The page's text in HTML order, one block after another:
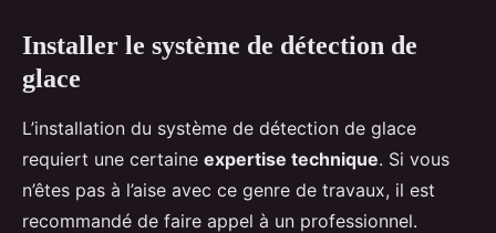
Installer le système de détection de
glace
L’installation du système de détection de glace
requiert une certaine expertise technique. Si vous
n’êtes pas à l’aise avec ce genre de travaux, il est
recommandé de faire appel à un professionnel.